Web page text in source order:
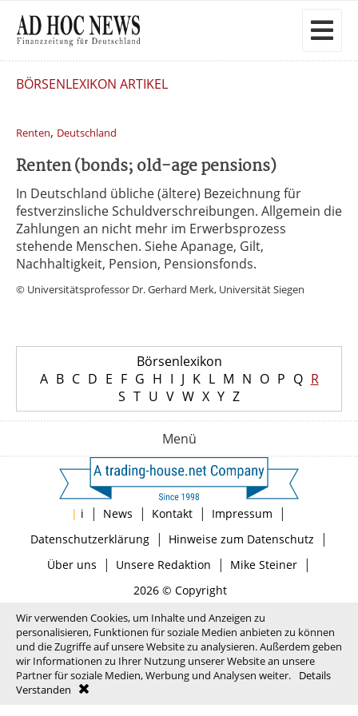
BÖRSENLEXIKON ARTIKEL
Renten, Deutschland
Renten (bonds; old-age pensions)
In Deutschland übliche (ältere) Bezeichnung für
festverzinsliche Schuldverschreibungen. Allgemein die
Zahlungen an nicht mehr im Erwerbsprozess
stehende Menschen. Siehe Apanage, Gilt,
Nachhaltigkeit, Pension, Pensionsfonds.
© Universitätsprofessor Dr. Gerhard Merk, Universität Siegen
Börsenlexikon
A B C D E F G H I J K L M N O P Q R
S T U V W X Y Z
Menü
| i | News | Kontakt | Impressum |
Datenschutzerklärung| Hinweise zum Datenschutz |
Über uns | Unsere Redaktion | Mike Steiner|
2026 © Copyright
Wir verwenden Cookies, um Inhalte und Anzeigen zu
personalisieren, Funktionen für soziale Medien anbieten zu können
und die Zugriffe auf unsere Website zu analysieren. Außerdem geben
wir Informationen zu Ihrer Nutzung unserer Website an unsere
Partner für soziale Medien, Werbung und Analysen weiter.
Details
Verstanden